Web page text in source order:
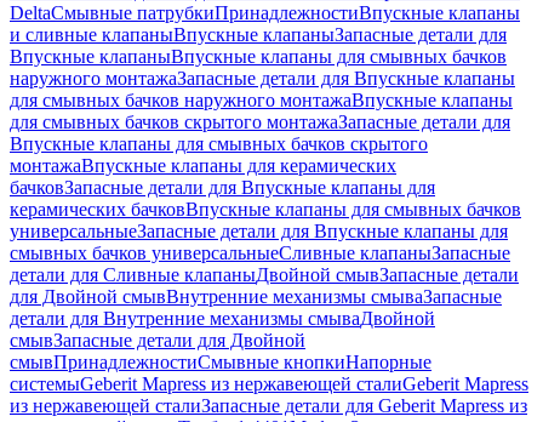
DeltaСмывные патрубкиПринадлежностиВпускные клапаны
и сливные клапаныВпускные клапаныЗапасные детали для
Впускные клапаныВпускные клапаны для смывных бачков
наружного монтажаЗапасные детали для Впускные клапаны
для смывных бачков наружного монтажаВпускные клапаны
для смывных бачков скрытого монтажаЗапасные детали для
Впускные клапаны для смывных бачков скрытого
монтажаВпускные клапаны для керамических
бачковЗапасные детали для Впускные клапаны для
керамических бачковВпускные клапаны для смывных бачков
универсальныеЗапасные детали для Впускные клапаны для
смывных бачков универсальныеСливные клапаныЗапасные
детали для Сливные клапаныДвойной смывЗапасные детали
для Двойной смывВнутренние механизмы смываЗапасные
детали для Внутренние механизмы смываДвойной
смывЗапасные детали для Двойной
смывПринадлежностиСмывные кнопкиНапорные
системыGeberit Mapress из нержавеющей сталиGeberit Mapress
из нержавеющей сталиЗапасные детали для Geberit Mapress из